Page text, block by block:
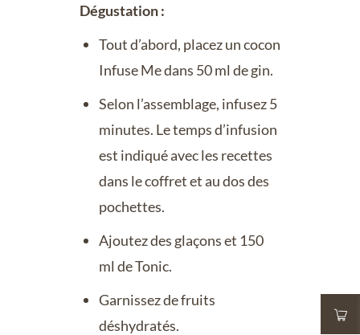
Dégustation :
Tout d’abord, placez un cocon
Infuse Me dans 50 ml de gin.
Selon l’assemblage, infusez 5
minutes. Le temps d’infusion
est indiqué avec les recettes
dans le coffret et au dos des
pochettes.
Ajoutez des glaçons et 150
ml de Tonic.
Garnissez de fruits
déshydratés.